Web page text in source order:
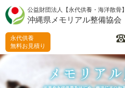
公益財団法人【永代供養・海洋散骨】
沖縄県メモリアル整備協会
永代供養
無料お見積り